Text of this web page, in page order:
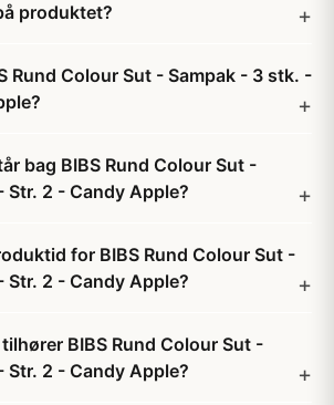
produktet?
Rund Colour Sut - Sampak - 3 stk. -
bag BIBS Rund Colour Sut -
Str. 2 - Candy Apple?
for BIBS Rund Colour Sut -
Str. 2 - Candy Apple?
BIBS Rund Colour Sut -
Str. 2 - Candy Apple?